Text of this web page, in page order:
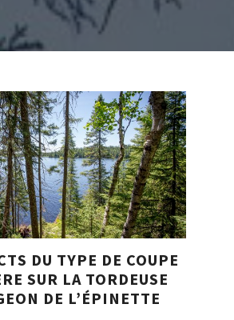
DU TYPE DE COUPE
SUR LA TORDEUSE
DE L’ÉPINETTE